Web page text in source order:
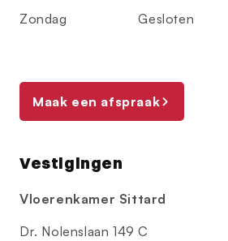
Zondag
Gesloten
Maak een afspraak
Vestigingen
Vloerenkamer Sittard
Dr. Nolenslaan 149 C